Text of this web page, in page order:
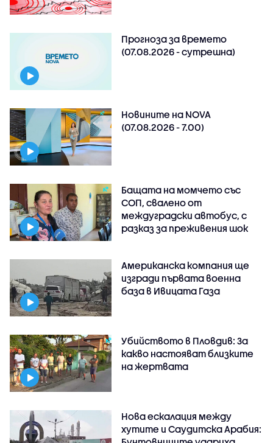
Прогноза за времето
(07.08.2026 - сутрешна)
Новините на NOVA
(07.08.2026 - 7.00)
Бащата на момчето със
СОП, свалено от
междуградски автобус, с
разказ за преживения шок
Американска компания ще
изгради първата военна
база в Ивицата Газа
Убийството в Пловдив: За
какво настояват близките
на жертвата
Нова ескалация между
хутите и Саудитска Арабия: